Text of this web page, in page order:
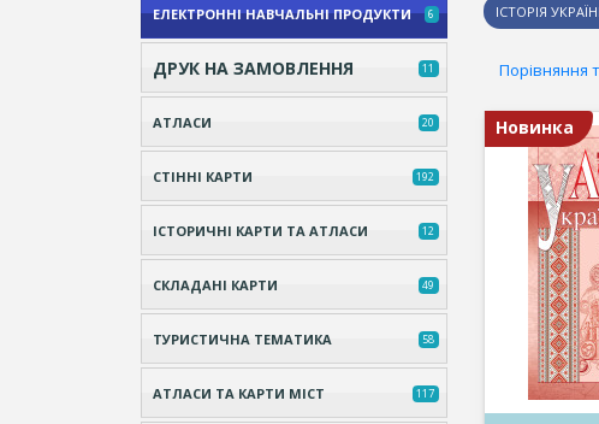
ЕЛЕКТРОННІ НАВЧАЛЬНІ ПРОДУКТИ 6
ДРУК НА ЗАМОВЛЕННЯ 11
АТЛАСИ 20
СТІННІ КАРТИ 192
ІСТОРИЧНІ КАРТИ ТА АТЛАСИ 12
СКЛАДАНІ КАРТИ 49
ТУРИСТИЧНА ТЕМАТИКА 58
АТЛАСИ ТА КАРТИ МІСТ 117
ІСТОРІЯ
Порівняння
Новинка